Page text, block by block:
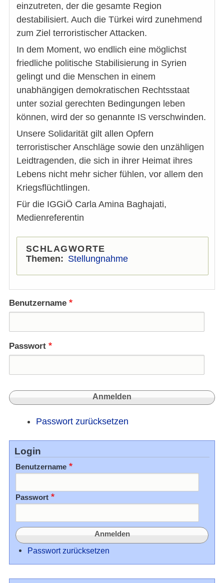
einzutreten, der die gesamte Region
destabilisiert. Auch die Türkei wird zunehmend
zum Ziel terroristischer Attacken.
In dem Moment, wo endlich eine möglichst
friedliche politische Stabilisierung in Syrien
gelingt und die Menschen in einem
unabhängigen demokratischen Rechtsstaat
unter sozial gerechten Bedingungen leben
können, wird der so genannte IS verschwinden.
Unsere Solidarität gilt allen Opfern
terroristischer Anschläge sowie den unzähligen
Leidtragenden, die sich in ihrer Heimat ihres
Lebens nicht mehr sicher fühlen, vor allem den
Kriegsflüchtlingen.
Für die IGGiÖ Carla Amina Baghajati,
Medienreferentin
SCHLAGWORTE
Themen
Stellungnahme
Benutzername
Passwort
Passwort zurücksetzen
Login
Benutzername
Passwort
Passwort zurücksetzen